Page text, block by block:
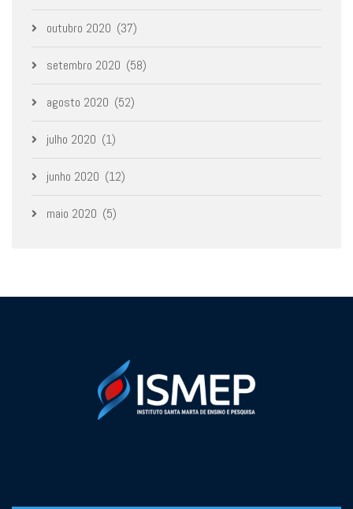
outubro 2020 (37)
setembro 2020 (58)
agosto 2020 (52)
julho 2020 (1)
junho 2020 (12)
maio 2020 (5)